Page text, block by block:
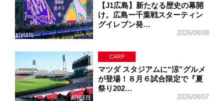
【J1広島】新たなる歴史の幕開
け。広島ー千葉戦スターティン
グイレブン発…
2026/08/08
CARP
マツダ スタジアムに“涼”グルメ
が登場！８月６試合限定で『夏
祭り202…
2026/08/07